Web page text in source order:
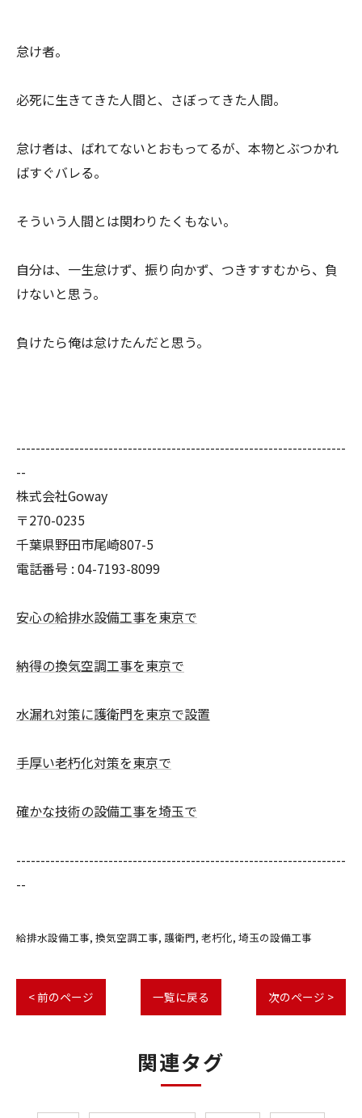
怠け者。
必死に生きてきた人間と、さぼってきた人間。
怠け者は、ばれてないとおもってるが、本物とぶつかれ
ばすぐバレる。
そういう人間とは関わりたくもない。
自分は、一生怠けず、振り向かず、つきすすむから、負
けないと思う。
負けたら俺は怠けたんだと思う。
--------------------------------------------------------------------
--
株式会社Goway
〒270-0235
千葉県野田市尾崎807-5
電話番号 : 04-7193-8099
安心の給排水設備工事を東京で
納得の換気空調工事を東京で
水漏れ対策に護衛門を東京で設置
手厚い老朽化対策を東京で
確かな技術の設備工事を埼玉で
--------------------------------------------------------------------
--
給排水設備工事 換気空調工事 護衛門 老朽化 埼玉の設備工事
< 前のページ 一覧に戻る 次のページ >
関連タグ